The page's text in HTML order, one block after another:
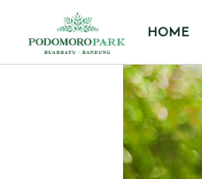
HOME